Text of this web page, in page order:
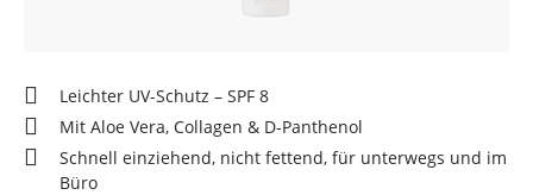
Leichter UV-Schutz – SPF 8
Mit Aloe Vera, Collagen & D-Panthenol
Schnell einziehend, nicht fettend, für unterwegs und im
Büro